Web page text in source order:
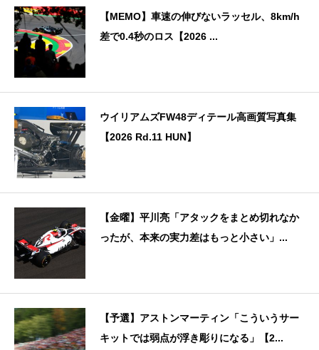
【MEMO】車速の伸びないラッセル、8km/h
差で0.4秒のロス【2026 ...
ウイリアムズFW48ディテール高画質写真集
【2026 Rd.11 HUN】
【金曜】平川亮「アタックをまとめ切れなか
ったが、本来の実力差はもっと小さい」...
【予選】アストンマーティン「こういうサー
キットでは弱点が浮き彫りになる」【2...